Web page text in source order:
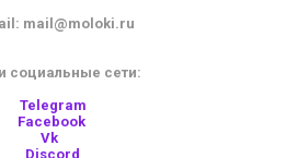
mail@moloki.ru
социальные сети:
Telegram
Facebook
Vk
Discord